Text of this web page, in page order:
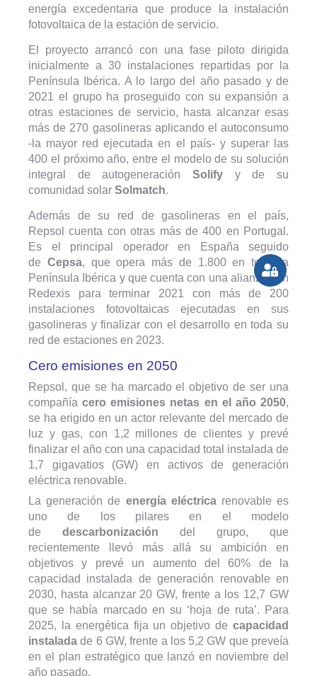
energía excedentaria que produce la instalación
fotovoltaica de la estación de servicio.
El proyecto arrancó con una fase piloto dirigida
inicialmente a 30 instalaciones repartidas por la
Península Ibérica. A lo largo del año pasado y de
2021 el grupo ha proseguido con su expansión a
otras estaciones de servicio, hasta alcanzar esas
más de 270 gasolineras aplicando el autoconsumo
-la mayor red ejecutada en el país- y superar las
400 el próximo año, entre el modelo de su solución
integral de autogeneración Solify y de su
comunidad solar Solmatch.
Además de su red de gasolineras en el país,
Repsol cuenta con otras más de 400 en Portugal.
Es el principal operador en España seguido
de Cepsa, que opera más de 1.800 en toda la
Península Ibérica y que cuenta con una alianza con
Redexis para terminar 2021 con más de 200
instalaciones fotovoltaicas ejecutadas en sus
gasolineras y finalizar con el desarrollo en toda su
red de estaciones en 2023.
Cero emisiones en 2050
Repsol, que se ha marcado el objetivo de ser una
compañíacero emisiones netas en el año 2050,
se ha erigido en un actor relevante del mercado de
luz y gas, con 1,2 millones de clientes y prevé
finalizar el año con una capacidad total instalada de
1,7 gigavatios (GW) en activos de generación
eléctrica renovable.
La generación de energía eléctricarenovable es
uno de los pilares en el modelo
de descarbonización del grupo, que
recientemente llevó más allá su ambición en
objetivos y prevé un aumento del 60% de la
capacidad instalada de generación renovable en
2030, hasta alcanzar 20 GW, frente a los 12,7 GW
que se había marcado en su ‘hoja de ruta’. Para
2025, la energética fija un objetivo de capacidad
instalada de 6 GW, frente a los 5,2 GW que preveía
en el plan estratégico que lanzó en noviembre del
año pasado.